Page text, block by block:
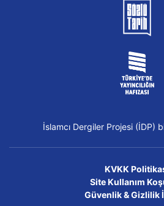
İslamcı Dergiler Projesi (İDP)
KVKK
Site Kullanım
Güvenlik & Gizlilik